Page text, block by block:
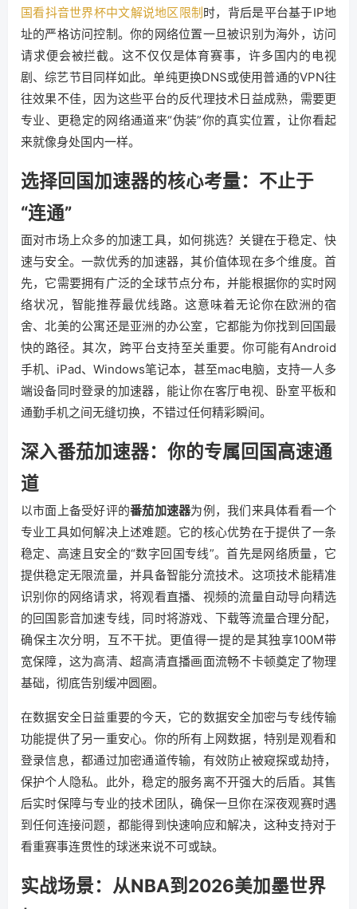
国看抖音世界杯中文解说地区限制时，背后是平台基于IP地
址的严格访问控制。你的网络位置一旦被识别为海外，访问
请求便会被拦截。这不仅仅是体育赛事，许多国内的电视
剧、综艺节目同样如此。单纯更换DNS或使用普通的VPN往
往效果不佳，因为这些平台的反代理技术日益成熟，需要更
专业、更稳定的网络通道来“伪装”你的真实位置，让你看起
来就像身处国内一样。
选择回国加速器的核心考量：不止于
“连通”
面对市场上众多的加速工具，如何挑选？关键在于稳定、快
速与安全。一款优秀的加速器，其价值体现在多个维度。首
先，它需要拥有广泛的全球节点分布，并能根据你的实时网
络状况，智能推荐最优线路。这意味着无论你在欧洲的宿
舍、北美的公寓还是亚洲的办公室，它都能为你找到回国最
快的路径。其次，跨平台支持至关重要。你可能有Android
手机、iPad、Windows笔记本，甚至mac电脑，支持一人多
端设备同时登录的加速器，能让你在客厅电视、卧室平板和
通勤手机之间无缝切换，不错过任何精彩瞬间。
深入番茄加速器：你的专属回国高速通
道
以市面上备受好评的番茄加速器为例，我们来具体看看一个
专业工具如何解决上述难题。它的核心优势在于提供了一条
稳定、高速且安全的“数字回国专线”。首先是网络质量，它
提供稳定无限流量，并具备智能分流技术。这项技术能精准
识别你的网络请求，将观看直播、视频的流量自动导向精选
的回国影音加速专线，同时将游戏、下载等流量合理分配，
确保主次分明，互不干扰。更值得一提的是其独享100M带
宽保障，这为高清、超高清直播画面流畅不卡顿奠定了物理
基础，彻底告别缓冲圆圈。
在数据安全日益重要的今天，它的数据安全加密与专线传输
功能提供了另一重安心。你的所有上网数据，特别是观看和
登录信息，都通过加密通道传输，有效防止被窥探或劫持，
保护个人隐私。此外，稳定的服务离不开强大的后盾。其售
后实时保障与专业的技术团队，确保一旦你在深夜观赛时遇
到任何连接问题，都能得到快速响应和解决，这种支持对于
看重赛事连贯性的球迷来说不可或缺。
实战场景：从NBA到2026美加墨世界